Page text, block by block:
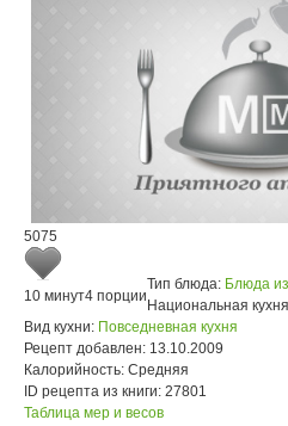
5075
10 минут4 порции
Тип блюда: Блюда
Национальная
Вид кухни: Повседневная кухня
Рецепт добавлен: 13.10.2009
Калорийность: Средняя
ID рецепта из книги: 27801
Таблица мер и весов